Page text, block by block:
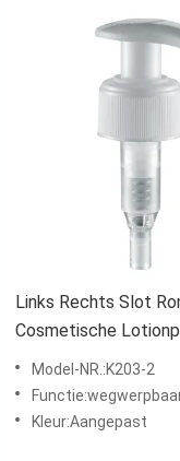
Links Rechts Slot
Cosmetische
Huidverzorging
Wassen
Model-NR.:K203-2
Kleur:Aangepast